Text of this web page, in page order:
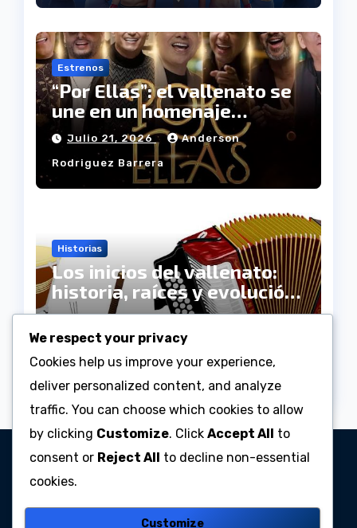
Estrenos
“Por Ellas”: el vallenato se
une en un homenaje
musical a las mujeres
Julio 21, 2026 Anderson
Rodriguez Barrera
Historias
Los inicios del vallenato:
historia, raíces y evolución
de un género inmortal
Julio 21, 2026 Anderson
Rodriguez Barrera
Emisora Online
We respect your privacy
Cookies help us improve your experience,
deliver personalized content, and analyze
traffic. You can choose which cookies to allow
by clicking Customize. Click Accept All to
consent or Reject All to decline non-essential
cookies.
Customize